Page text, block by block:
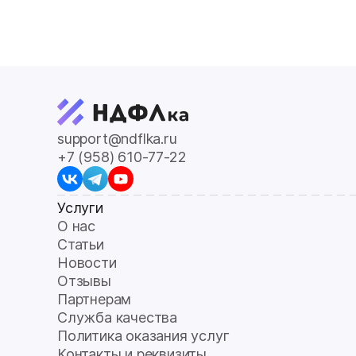
support@ndflka.ru
+7 (958) 610-77-22
Услуги
О нас
Статьи
Новости
Отзывы
Партнерам
Служба качества
Политика оказания услуг